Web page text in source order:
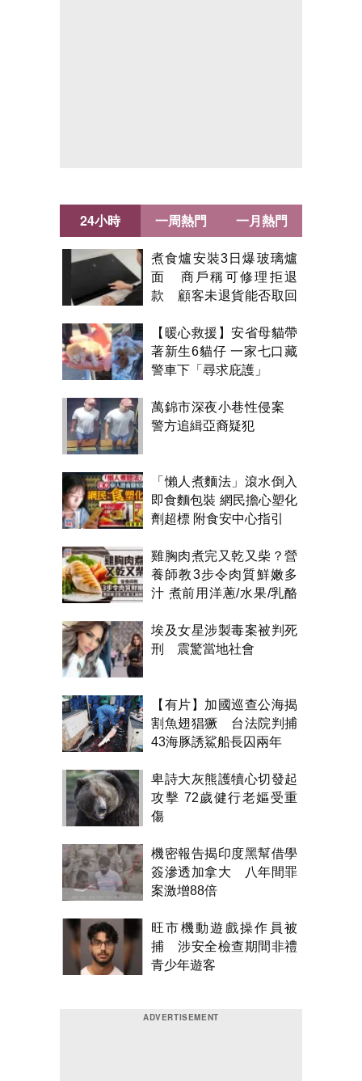
24小時
煮食爐安裝3日爆玻璃爐
面 商戶稱可修理拒退
款 顧客未退貨能否取回
【暖心救援】安省母貓帶
著新生6貓仔 一家七口藏
警車下「尋求庇護」
萬錦市深夜小巷性侵案
警方追緝亞裔疑犯
「懶人煮麵法」滾水倒入
即食麵包裝 網民擔心塑化
劑超標 附食安中心指引
雞胸肉煮完又乾又柴？營
養師教3步令肉質鮮嫩多
汁 煮前用洋蔥/水果/乳酪
埃及女星涉製毒案被判死
刑 震驚當地社會
【有片】加國巡查公海揭
割魚翅猖獗 台法院判捕
43海豚誘鯊船長囚兩年
卑詩大灰熊護犢心切發起
攻擊 72歲健行老嫗受重
傷
機密報告揭印度黑幫借學
簽滲透加拿大 八年間罪
案激增88倍
旺市機動遊戲操作員被
捕 涉安全檢查期間非禮
青少年遊客
一周熱門 一月熱門